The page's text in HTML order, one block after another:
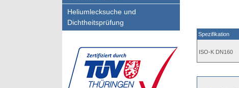
Heliumlecksuche und
Dichtheitsprüfung
Spezifikation
ISO-K DN160